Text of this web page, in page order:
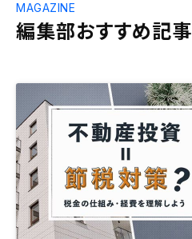
編集部おすすめ記事
MAGAZINE